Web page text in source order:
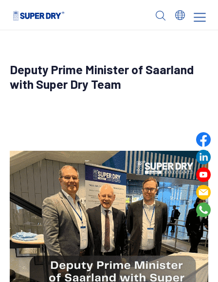
Deputy Prime Minister of Saarland
with Super Dry Team